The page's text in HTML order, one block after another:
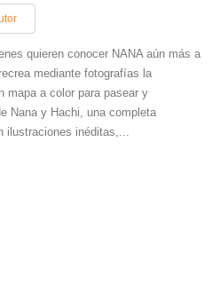
quieren conocer NANA aún más a
mediante fotografías la
mapa a color para pasear y
Nana y Hachi, una completa
ilustraciones inéditas,...